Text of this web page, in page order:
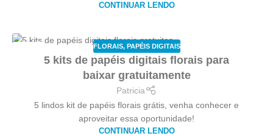
CONTINUAR LENDO
FLORAIS, PAPÉIS DIGITAIS
5 kits de papéis digitais florais para
baixar gratuitamente
Patricia
5 lindos kit de papéis florais grátis, venha conhecer e
aproveitar essa oportunidade!
CONTINUAR LENDO